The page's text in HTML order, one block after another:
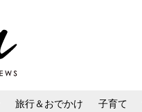
旅行＆おでかけ 子育て